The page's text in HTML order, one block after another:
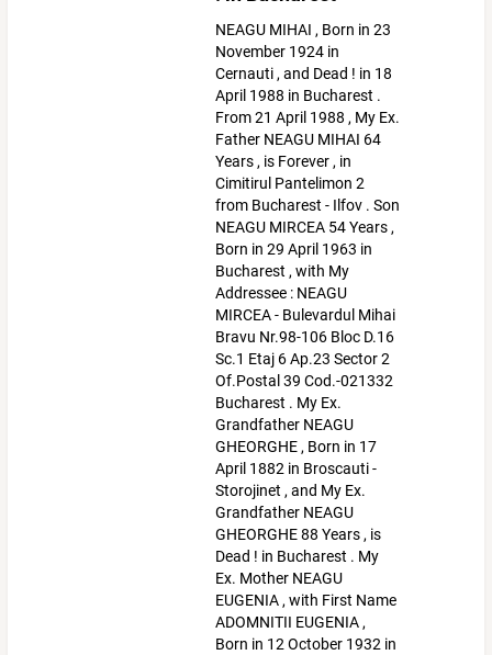
NEAGU MIHAI , Born in 23
November 1924 in
Cernauti , and Dead ! in 18
April 1988 in Bucharest .
From 21 April 1988 , My Ex.
Father NEAGU MIHAI 64
Years , is Forever , in
Cimitirul Pantelimon 2
from Bucharest - Ilfov . Son
NEAGU MIRCEA 54 Years ,
Born in 29 April 1963 in
Bucharest , with My
Addressee : NEAGU
MIRCEA - Bulevardul Mihai
Bravu Nr.98-106 Bloc D.16
Sc.1 Etaj 6 Ap.23 Sector 2
Of.Postal 39 Cod.-021332
Bucharest . My Ex.
Grandfather NEAGU
GHEORGHE , Born in 17
April 1882 in Broscauti -
Storojinet , and My Ex.
Grandfather NEAGU
GHEORGHE 88 Years , is
Dead ! in Bucharest . My
Ex. Mother NEAGU
EUGENIA , with First Name
ADOMNITII EUGENIA ,
Born in 12 October 1932 in